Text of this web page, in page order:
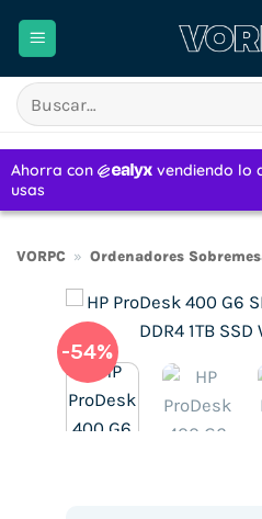
Buscar
por:
VORPC » Ordenadores
-54%